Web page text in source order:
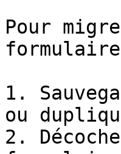
Pour
1.
ou
2.